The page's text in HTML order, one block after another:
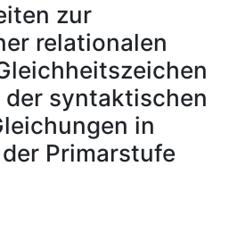
zur
relationalen
der syntaktischen
in
Primarstufe